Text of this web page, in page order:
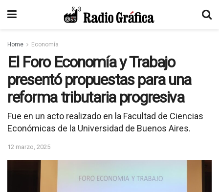
Home Economía
El Foro Economía y Trabajo
presentó propuestas para una
reforma tributaria progresiva
Fue en un acto realizado en la Facultad de Ciencias
Económicas de la Universidad de Buenos Aires.
12 marzo, 2025